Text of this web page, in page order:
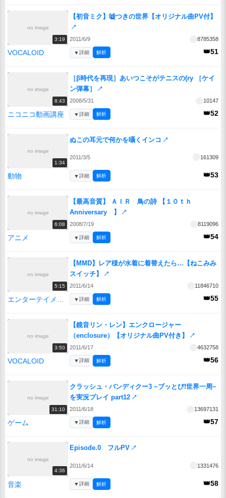
no image
3:19
【初音ミク】嘘つきの世界【オリジナル曲PV付】
↗
2011/6/9 8785358
VOCALOID 👑51
▼詳細 解析
no image
8:43
［β時代を再現］あいつこそがテニスの(ry ［ケイ
ン弾幕］
↗
2008/5/31 10147
ニコニコ動画講座 👑52
▼詳細 解析
no image
1:34
ぬこの耳元で何かを囁くインコ ↗
2011/3/5 161309
動物 👑53
▼詳細 解析
no image
6:08
【最高音質】 ＡＩＲ 鳥の詩 【１０ｔｈ
Anniversary 】
↗
2008/7/19 8119096
アニメ 👑54
▼詳細 解析
no image
5:15
【MMD】レア様が水着に着替えたら…【ねこみみ
スイッチ】
↗
2011/6/14 11846710
👑55
▼詳細 解析
no image
3:50
【鏡音リン・レン】エンクロージャー
（enclosure）【オリジナル曲PV付き】
↗
2011/6/17 4632758
VOCALOID 👑56
▼詳細 解析
no image
31:10
クラッシュ・バンディクー3 ~ブッとび!世界一周~
を実況プレイ part12 ↗
2011/6/18 13697131
ゲーム 👑57
▼詳細 解析
no image
4:36
Episode.0 フルPV ↗
2011/6/14 1331476
音楽 👑58
▼詳細 解析